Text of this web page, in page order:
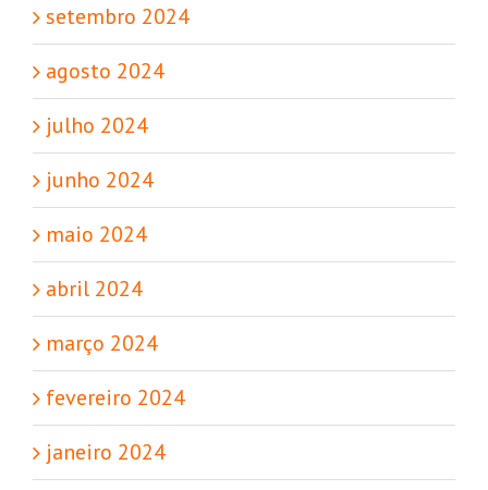
setembro 2024
agosto 2024
julho 2024
junho 2024
maio 2024
abril 2024
março 2024
fevereiro 2024
janeiro 2024